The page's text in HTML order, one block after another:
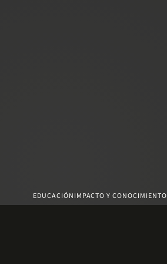
EDUCACIÓNIMPACTO Y CONOCIMIENTO